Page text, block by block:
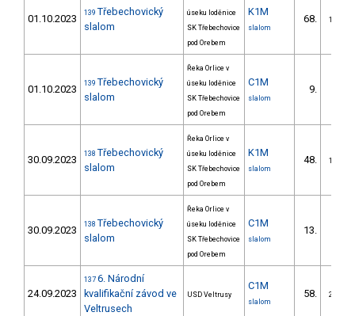
01.10.2023 139 Třebechovický
slalom
úseku loděnice
SK Třebechovice
pod Orebem
K1M
slalom
68. 17/DM
01.10.2023 139 Třebechovický
slalom
Řeka Orlice v
úseku loděnice
SK Třebechovice
pod Orebem
C1M
slalom
9.
30.09.2023 138 Třebechovický
slalom
Řeka Orlice v
úseku loděnice
SK Třebechovice
pod Orebem
K1M
slalom
48. 14/DM
30.09.2023 138 Třebechovický
slalom
Řeka Orlice v
úseku loděnice
SK Třebechovice
pod Orebem
C1M
slalom
13.
24.09.2023
137 6. Národní
kvalifikační závod ve
Veltrusech
USD Veltrusy
C1M
slalom
58. 20/DM